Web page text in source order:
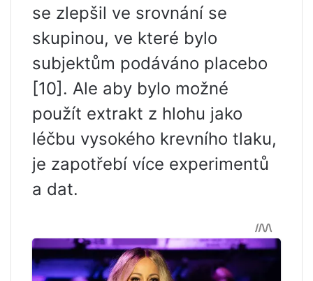
se zlepšil ve srovnání se
skupinou, ve které bylo
subjektům podáváno placebo
[10]. Ale aby bylo možné
použít extrakt z hlohu jako
léčbu vysokého krevního tlaku,
je zapotřebí více experimentů
a dat.